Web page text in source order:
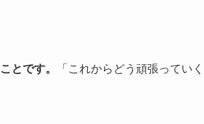
とです。
「これからどう頑張っていく